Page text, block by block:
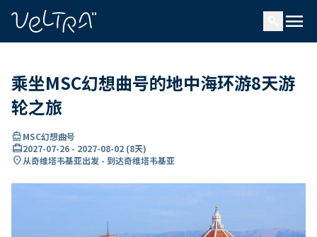
menu
乘坐MSC幻想曲号的地中海环游8天游
轮之旅
directions_boatMSC幻想曲号
card_travel2027-07-26 - 2027-08-02 (8天)
location_on从奇维塔韦基亚出发 - 到达奇维塔韦基亚